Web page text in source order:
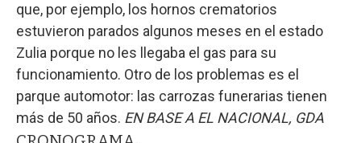
que, por ejemplo, los hornos crematorios
estuvieron parados algunos meses en el estado
Zulia porque no les llegaba el gas para su
funcionamiento. Otro de los problemas es el
parque automotor: las carrozas funerarias tienen
más de 50 años. EN BASE A EL NACIONAL, GDA